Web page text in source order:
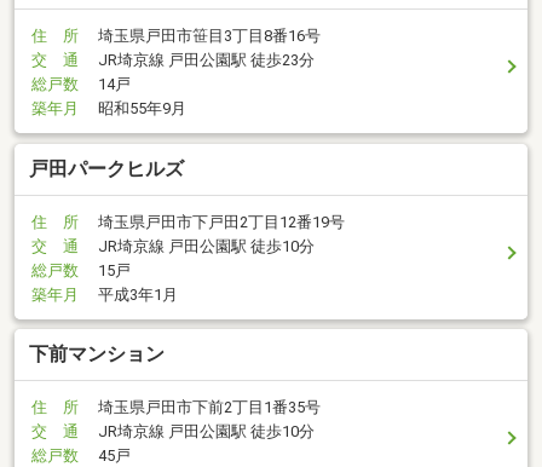
住 所
埼玉県戸田市笹目3丁目8番16号
交 通
JR埼京線 戸田公園駅 徒歩23分
総戸数
14戸
築年月
昭和55年9月
戸田パークヒルズ
住 所
埼玉県戸田市下戸田2丁目12番19号
交 通
JR埼京線 戸田公園駅 徒歩10分
総戸数
15戸
築年月
平成3年1月
下前マンション
住 所
埼玉県戸田市下前2丁目1番35号
交 通
JR埼京線 戸田公園駅 徒歩10分
総戸数
45戸